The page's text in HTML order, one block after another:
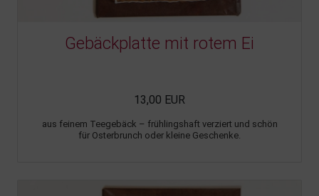
Gebäckplatte mit rotem Ei
13,00 EUR
aus feinem Teegebäck – frühlingshaft verziert und schön
für Osterbrunch oder kleine Geschenke.